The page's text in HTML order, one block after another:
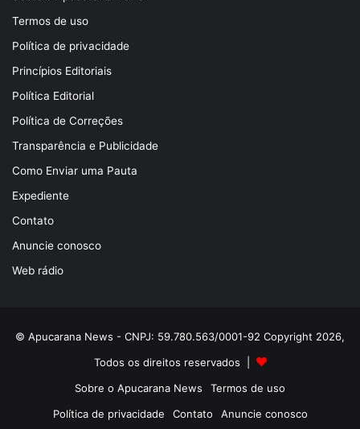
Termos de uso
Política de privacidade
Princípios Editoriais
Política Editorial
Política de Correções
Transparência e Publicidade
Como Enviar uma Pauta
Expediente
Contato
Anuncie conosco
Web rádio
© Apucarana News - CNPJ: 59.780.563/0001-92 Copyright 2026,
Todos os direitos reservados |
Sobre o Apucarana News
Termos de uso
Política de privacidade
Contato Anuncie conosco